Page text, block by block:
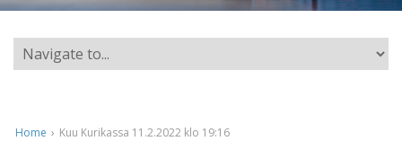
Home › Kuu Kurikassa 11.2.2022 klo 19:16